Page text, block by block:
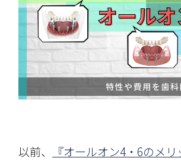
以前、
『オールオン4・6のメ